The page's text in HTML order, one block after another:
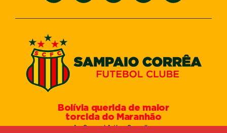
Bolívia querida de maior
torcida do Maranhão
Av. General Arthur Carvalho,